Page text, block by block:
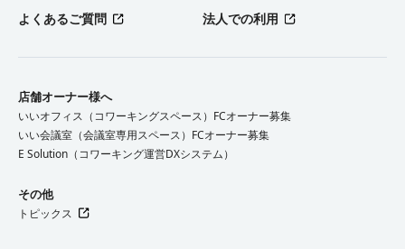
よくあるご質問 法人での利用
店舗オーナー様へ
いいオフィス（コワーキングスペース）FCオーナー募集
いい会議室（会議室専用スペース）FCオーナー募集
E Solution（コワーキング運営DXシステム）
その他
トピックス